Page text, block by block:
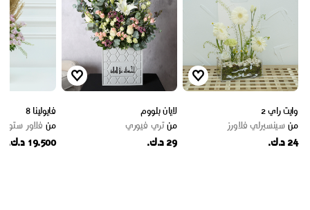
وايت راي 2
من سينسيرلي فلاورز
24 د.ك.
لايان بلووم
منتري فيوري
29 د.ك.
فايولينا 8
من فلاور
19.500 د.ك.